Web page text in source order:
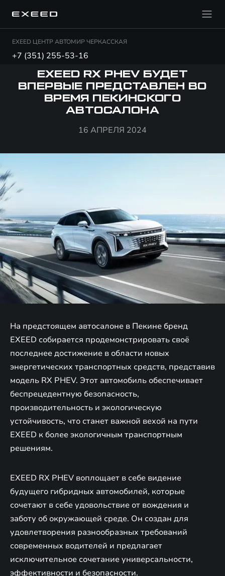
EXEED ЦЕНТР АВТОМИР ЧЕРКАССКАЯ
+7 (351) 255-53-16
EXEED RX PHEV БУДЕТ
ВПЕРВЫЕ ПРЕДСТАВЛЕН ВО
ВРЕМЯ ПЕКИНСКОГО
АВТОСАЛОНА
16 АПРЕЛЯ 2024
На предстоящем автосалоне в Пекине бренд
EXEED собирается продемонстрировать своё
последнее достижение в области новых
энергетических транспортных средств, представив
модель RX PHEV. Этот автомобиль обеспечивает
беспрецедентную безопасность,
производительность и экологическую
устойчивость, что станет важной вехой на пути
EXEED к более экологичным транспортным
решениям.
EXEED RX PHEV воплощает в себе видение
будущего гибридных автомобилей, которые
сочетают в себе удовольствие от вождения и
заботу об окружающей среде. Он создан для
удовлетворения разнообразных требований
современных водителей и предлагает
исключительное сочетание универсальности,
эффективности и безопасности.